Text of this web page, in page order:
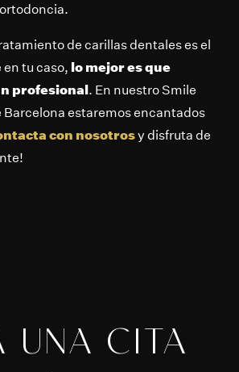
de carillas dentales es el
tu caso, lo mejor es que
profesional. En nuestro Smile
Barcelona estaremos encantados
con nosotrosy disfruta de
UNA CITA